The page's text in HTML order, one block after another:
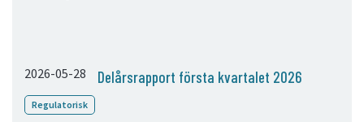
2026-05-28 Delårsrapport första kvartalet 2026
Regulatorisk